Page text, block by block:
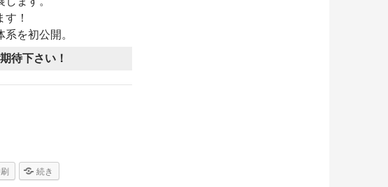
！
を初公開。
待下さい！
リレーブログ
続き